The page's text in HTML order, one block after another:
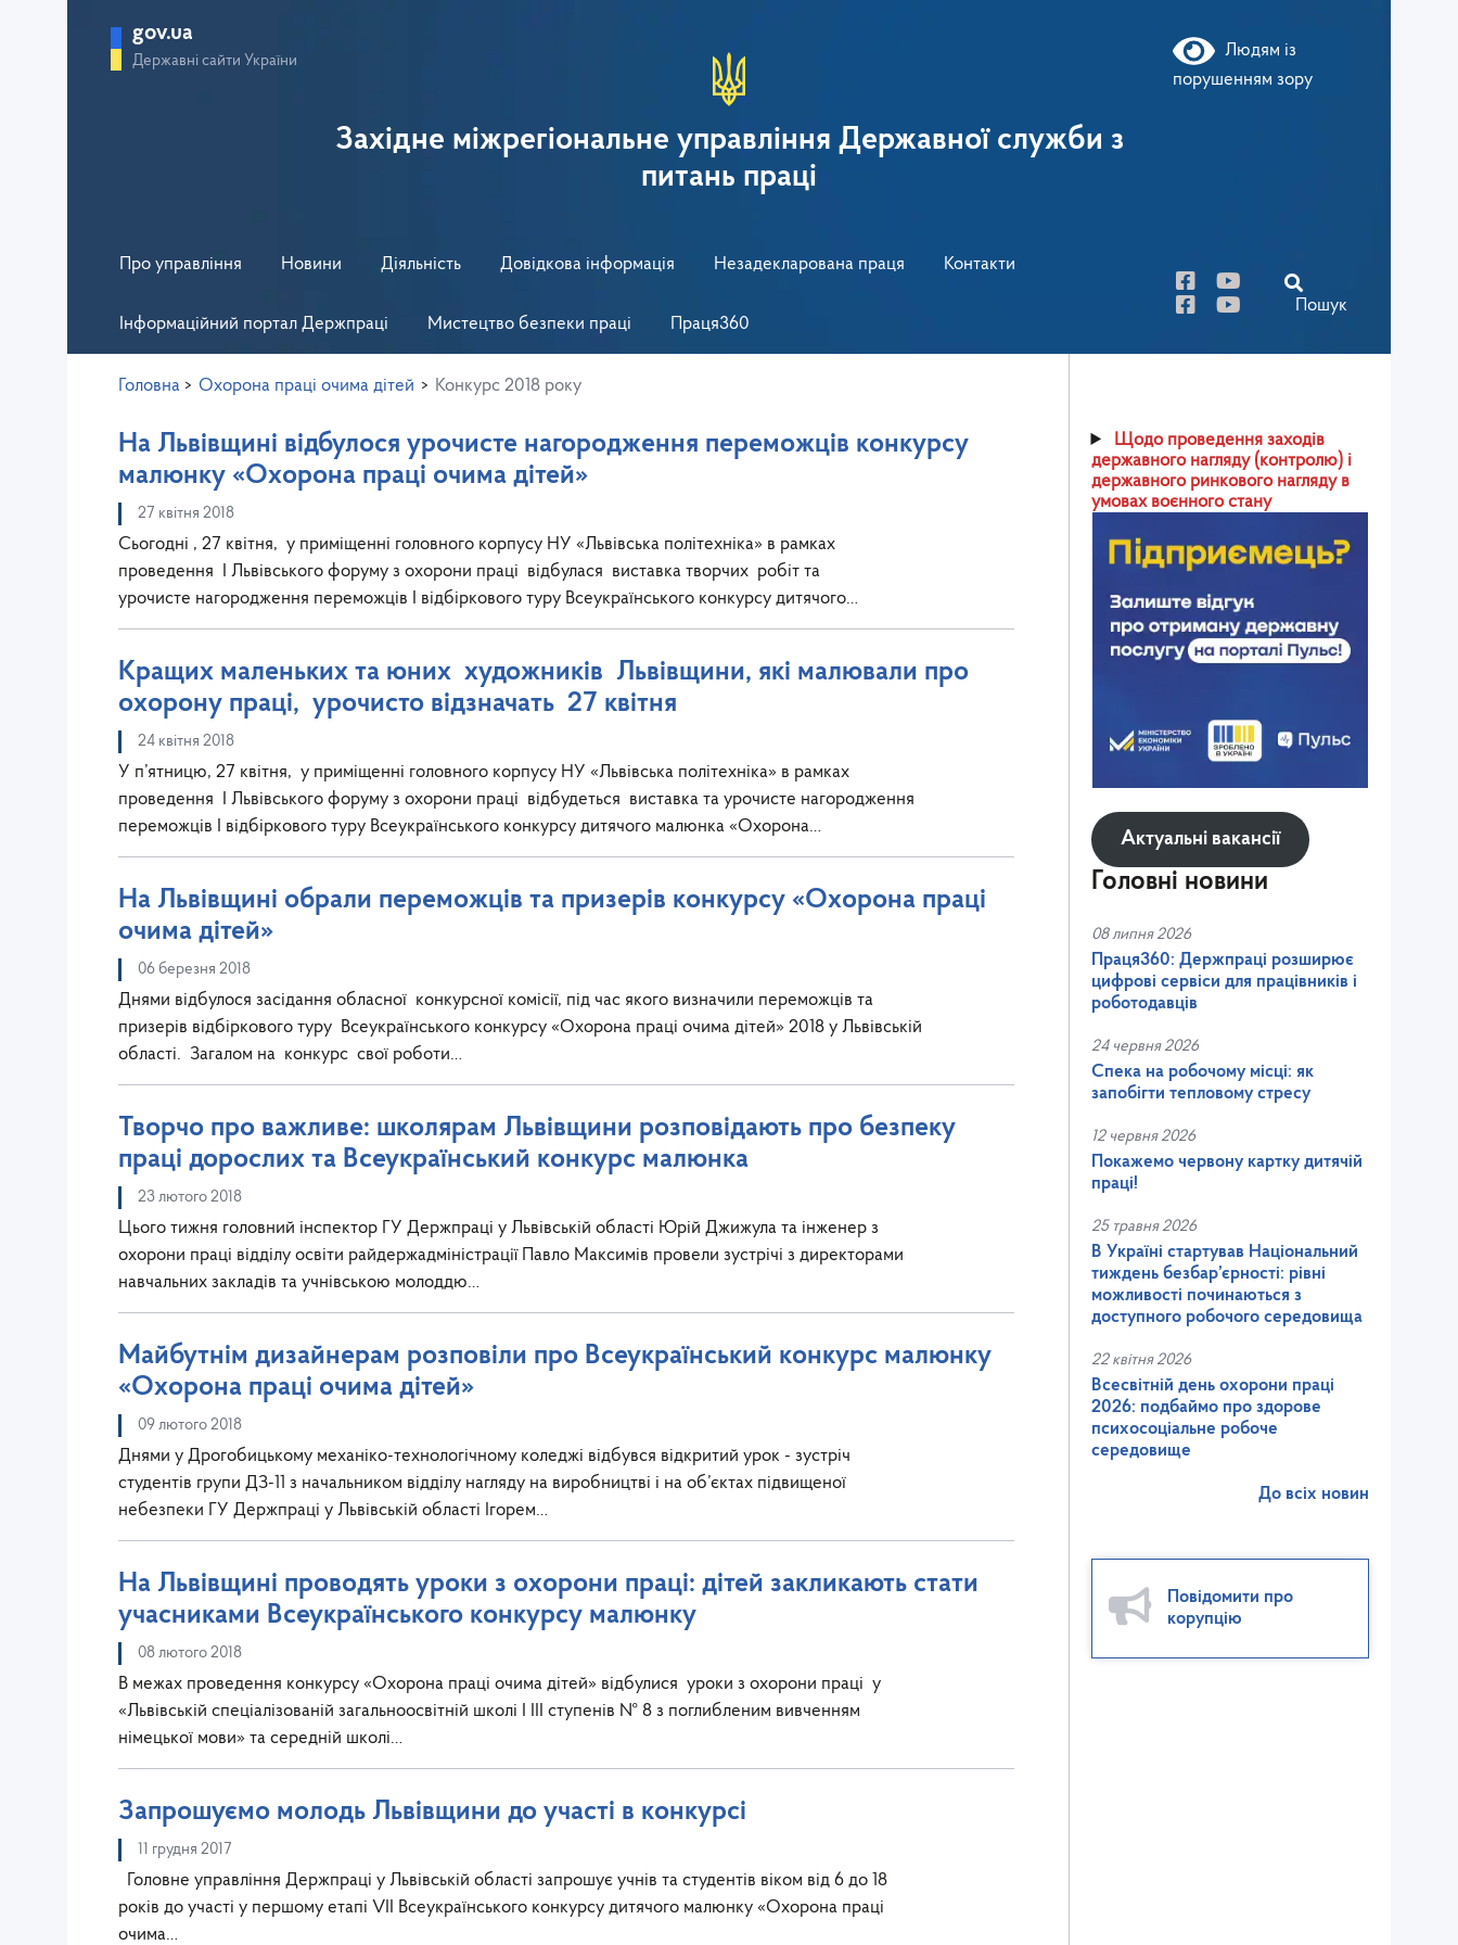
gov.ua
Державні сайти України
Людям із
порушенням зору
Західне міжрегіональне управління Державної служби з
питань праці
Про управління Новини Діяльність Довідкова інформація Незадекларована праця Контакти
Інформаційний портал Держпраці Мистецтво безпеки праці Праця360
Пошук
Головна > Охорона праці очима дітей > Конкурс 2018 року
На Львівщині відбулося урочисте нагородження переможців конкурсу
малюнку «Охорона праці очима дітей»
27 квітня 2018
Сьогодні , 27 квітня, у приміщенні головного корпусу НУ «Львівська політехніка» в рамках
проведення I Львівського форуму з охорони праці відбулася виставка творчих робіт та
урочисте нагородження переможців І відбіркового туру Всеукраїнського конкурсу дитячого…
Кращих маленьких та юних художників Львівщини, які малювали про
охорону праці, урочисто відзначать 27 квітня
24 квітня 2018
У п’ятницю, 27 квітня, у приміщенні головного корпусу НУ «Львівська політехніка» в рамках
проведення I Львівського форуму з охорони праці відбудеться виставка та урочисте нагородження
переможців І відбіркового туру Всеукраїнського конкурсу дитячого малюнка «Охорона…
На Львівщині обрали переможців та призерів конкурсу «Охорона праці
очима дітей»
06 березня 2018
Днями відбулося засідання обласної конкурсної комісії, під час якого визначили переможців та
призерів відбіркового туру Всеукраїнського конкурсу «Охорона праці очима дітей» 2018 у Львівській
області. Загалом на конкурс свої роботи…
Творчо про важливе: школярам Львівщини розповідають про безпеку
праці дорослих та Всеукраїнський конкурс малюнка
23 лютого 2018
Цього тижня головний інспектор ГУ Держпраці у Львівській області Юрій Джижула та інженер з
охорони праці відділу освіти райдержадміністрації Павло Максимів провели зустрічі з директорами
навчальних закладів та учнівською молоддю…
Майбутнім дизайнерам розповіли про Всеукраїнський конкурс малюнку
«Охорона праці очима дітей»
09 лютого 2018
Днями у Дрогобицькому механіко-технологічному коледжі відбувся відкритий урок - зустріч
студентів групи ДЗ-11 з начальником відділу нагляду на виробництві і на об’єктах підвищеної
небезпеки ГУ Держпраці у Львівській області Ігорем…
На Львівщині проводять уроки з охорони праці: дітей закликають стати
учасниками Всеукраїнського конкурсу малюнку
08 лютого 2018
В межах проведення конкурсу «Охорона праці очима дітей» відбулися уроки з охорони праці у
«Львівській спеціалізованій загальноосвітній школі І ІІІ ступенів № 8 з поглибленим вивченням
німецької мови» та середній школі…
Запрошуємо молодь Львівщини до участі в конкурсі
11 грудня 2017
Головне управління Держпраці у Львівській області запрошує учнів та студентів віком від 6 до 18
років до участі у першому етапі VII Всеукраїнського конкурсу дитячого малюнку «Охорона праці
очима…
Щодо проведення заходів
державного нагляду (контролю) і
державного ринкового нагляду в
умовах воєнного стану
Актуальні вакансії
Головні новини
08 липня 2026
Праця360: Держпраці розширює
цифрові сервіси для працівників і
роботодавців
24 червня 2026
Спека на робочому місці: як
запобігти тепловому стресу
12 червня 2026
Покажемо червону картку дитячій
праці!
25 травня 2026
В Україні стартував Національний
тиждень безбар’єрності: рівні
можливості починаються з
доступного робочого середовища
22 квітня 2026
Всесвітній день охорони праці
2026: подбаймо про здорове
психосоціальне робоче
середовище
До всіх новин
Повідомити про
корупцію